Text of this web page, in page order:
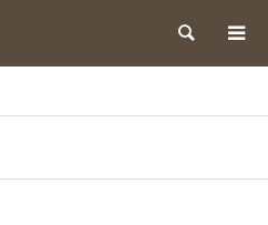
検索